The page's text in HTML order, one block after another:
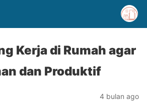
Kerja di Rumah agar
dan Produktif
4 bulan ago